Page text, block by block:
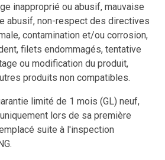
inapproprié ou abusif, mauvaise
abusif, non-respect des directives
contamination et/ou corrosion,
filets endommagés, tentative
ou modification du produit,
produits non compatibles.
limité de 1 mois (GL) neuf,
lors de sa première
suite à l'inspection